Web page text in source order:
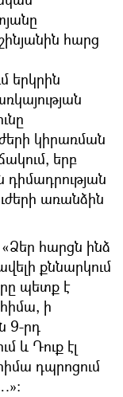
հարց
երկրին
կիրառման
երբ
դիմադրության
առանձին
հարցն ինձ
քննարկում
պետք է
ի
9-րդ
և Դուք էլ
դպրոցում